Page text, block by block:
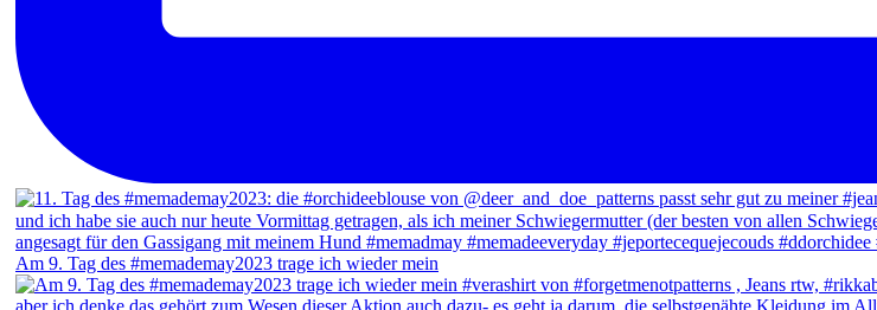
Am 9. Tag des #memademay2023 trage ich wieder mein